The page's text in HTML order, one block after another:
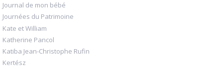
Journal de mon bébé
Journées du Patrimoine
Kate et William
Katherine Pancol
Katiba Jean-Christophe Rufin
Kertész